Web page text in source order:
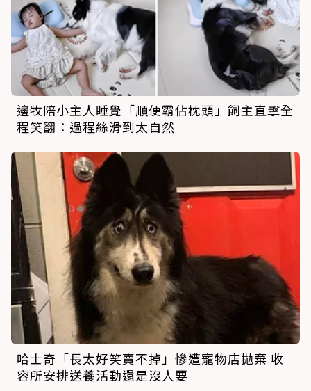
邊牧陪小主人睡覺「順便霸佔枕頭」飼主直擊全
程笑翻：過程絲滑到太自然
哈士奇「長太好笑賣不掉」慘遭寵物店拋棄 收
容所安排送養活動還是沒人要